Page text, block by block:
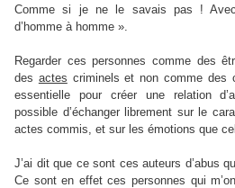
Comme si je ne le savais pas !
d’homme à homme ».
Regarder ces personnes comme des
des actes criminels et non comme des
essentielle pour créer une relation
possible d’échanger librement sur le
actes commis, et sur les émotions que
J’ai dit que ce sont ces auteurs d’abus
Ce sont en effet ces personnes qui